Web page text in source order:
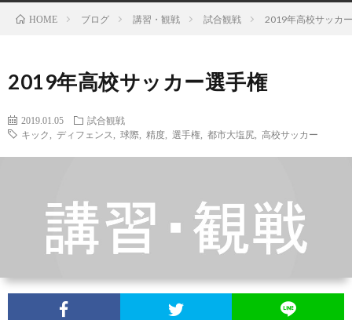
ロ
バ
HOME ブログ 講習・観戦 試合観戦 2019年高校サッカ
2019年高校サッカー選手権
2019.01.05
試合観戦
キック
ディフェンス 球際 精度 選手権 都市大塩尻 高校サッカー